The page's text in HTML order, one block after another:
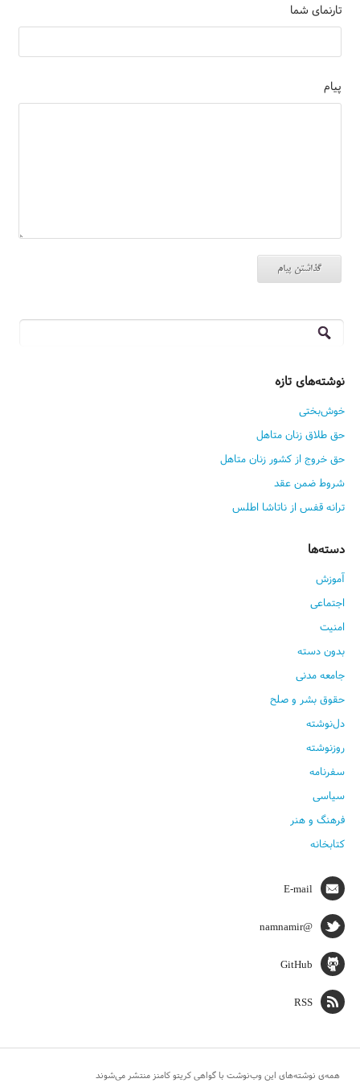
تارنمای شما
پیام
جستجو
برای:
نوشته‌های تازه
خوش‌بختی
حق طلاق زنان متاهل
حق خروج از کشور زنان متاهل
شروط ضمن عقد
ترانه قفس از ناتاشا اطلس
دسته‌ها
آموزش
اجتماعی
امنیت
بدون دسته
جامعه مدنی
حقوق بشر و صلح
دل‌نوشته
روزنوشته
سفرنامه
سیاسی
فرهنگ و هنر
کتابخانه
E-mail
@namnamir
GitHub
RSS
همه‌ی نوشته‌های این وب‌نوشت با گواهی کریتو کامنز منتشر می‌شوند